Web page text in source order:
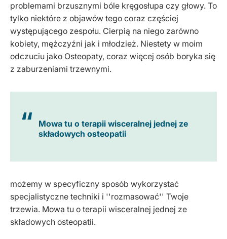
problemami brzusznymi bóle kręgosłupa czy głowy. To
tylko niektóre z objawów tego coraz częściej
występującego zespołu. Cierpią na niego zarówno
kobiety, mężczyźni jak i młodzież. Niestety w moim
odczuciu jako Osteopaty, coraz więcej osób boryka się
z zaburzeniami trzewnymi.
Mowa tu o terapii wisceralnej jednej ze
składowych osteopatii
możemy w specyficzny sposób wykorzystać
specjalistyczne techniki i ''rozmasować'' Twoje
trzewia. Mowa tu o terapii wisceralnej jednej ze
składowych osteopatii.